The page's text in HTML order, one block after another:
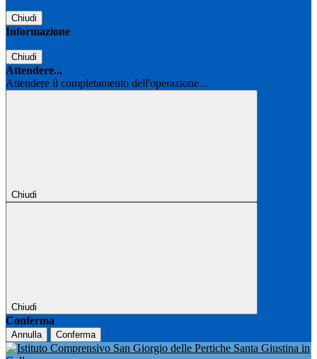
Chiudi
Informazione
Chiudi
Attendere...
Attendere il completamento dell'operazione...
Chiudi
Chiudi
Conferma
Annulla Conferma